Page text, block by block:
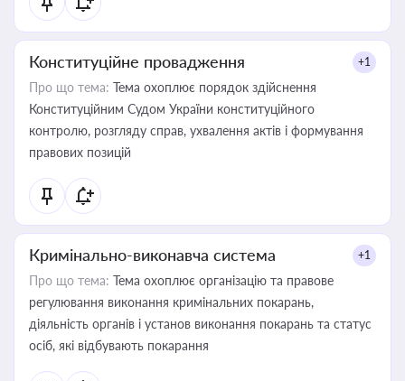
Конституційне провадження +1
Про що тема: Тема охоплює порядок здійснення
Конституційним Судом України конституційного
контролю, розгляду справ, ухвалення актів і формування
правових позицій
Кримінально-виконавча система +1
Про що тема: Тема охоплює організацію та правове
регулювання виконання кримінальних покарань,
діяльність органів і установ виконання покарань та статус
осіб, які відбувають покарання